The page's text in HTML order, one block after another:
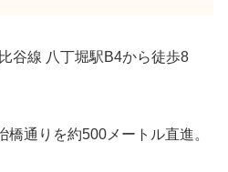
谷線 八丁堀駅B4から徒歩8
通りを約500メートル直進。